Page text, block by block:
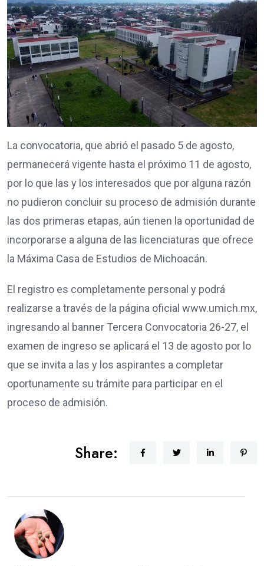
La convocatoria, que abrió el pasado 5 de agosto,
permanecerá vigente hasta el próximo 11 de agosto,
por lo que las y los interesados que por alguna razón
no pudieron concluir su proceso de admisión durante
las dos primeras etapas, aún tienen la oportunidad de
incorporarse a alguna de las licenciaturas que ofrece
la Máxima Casa de Estudios de Michoacán.
El registro es completamente personal y podrá
realizarse a través de la página oficial www.umich.mx,
ingresando al banner Tercera Convocatoria 26-27, el
examen de ingreso se aplicará el 13 de agosto por lo
que se invita a las y los aspirantes a completar
oportunamente su trámite para participar en el
proceso de admisión.
Share: